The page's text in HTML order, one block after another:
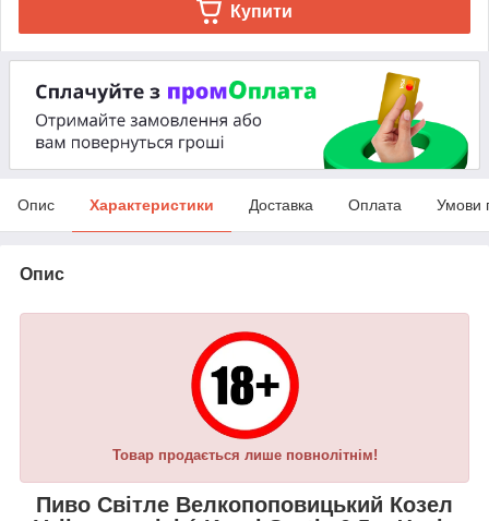
Купити
Опис Характеристики Доставка Оплата Умови
Опис
Товар продається лише повнолітнім!
Пиво Світле Велкопоповицький Козел